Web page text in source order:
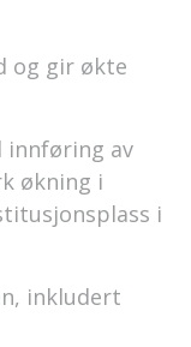
og gir økte
innføring av
økning i
i
inkludert